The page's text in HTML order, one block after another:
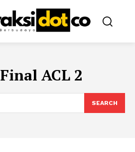
Final ACL 2
SEARCH